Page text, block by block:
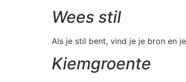
Wees stil
Als je stil bent, vind je je bron en
Kiemgroente